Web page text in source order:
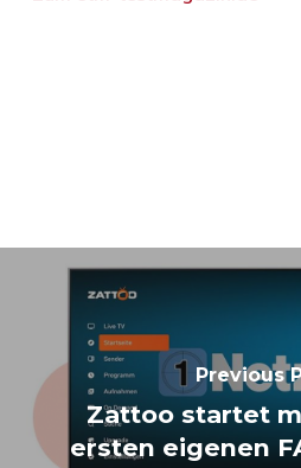
Previous
Zattoo startet
ersten eigenen